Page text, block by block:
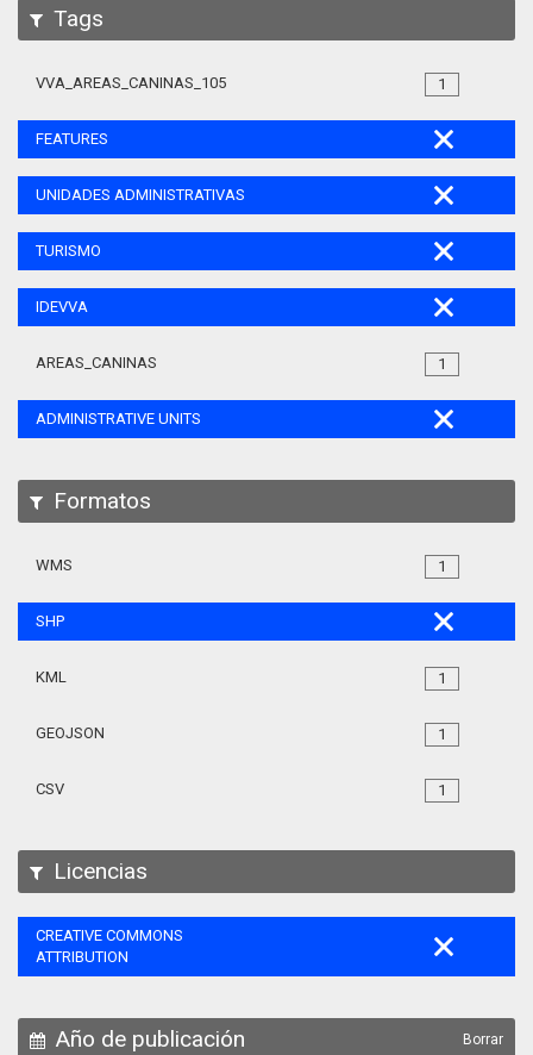
Tags
1
VVA_AREAS_CANINAS_105
FEATURES
UNIDADES ADMINISTRATIVAS
TURISMO
IDEVVA
1
AREAS_CANINAS
ADMINISTRATIVE UNITS
Formatos
1
WMS
SHP
1
KML
1
GEOJSON
1
CSV
Licencias
CREATIVE COMMONS
ATTRIBUTION
Año de publicación Borrar